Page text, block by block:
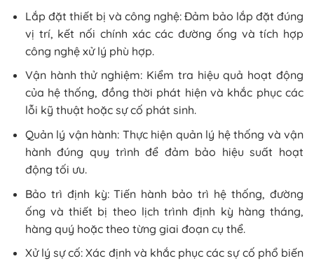
Lắp đặt thiết bị và công nghệ: Đảm bảo lắp đặt đúng
vị trí, kết nối chính xác các đường ống và tích hợp
công nghệ xử lý phù hợp.
Vận hành thử nghiệm: Kiểm tra hiệu quả hoạt động
của hệ thống, đồng thời phát hiện và khắc phục các
lỗi kỹ thuật hoặc sự cố phát sinh.
Quản lý vận hành: Thực hiện quản lý hệ thống và vận
hành đúng quy trình để đảm bảo hiệu suất hoạt
động tối ưu.
Bảo trì định kỳ: Tiến hành bảo trì hệ thống, đường
ống và thiết bị theo lịch trình định kỳ hàng tháng,
hàng quý hoặc theo từng giai đoạn cụ thể.
Xử lý sự cố: Xác định và khắc phục các sự cố phổ biến